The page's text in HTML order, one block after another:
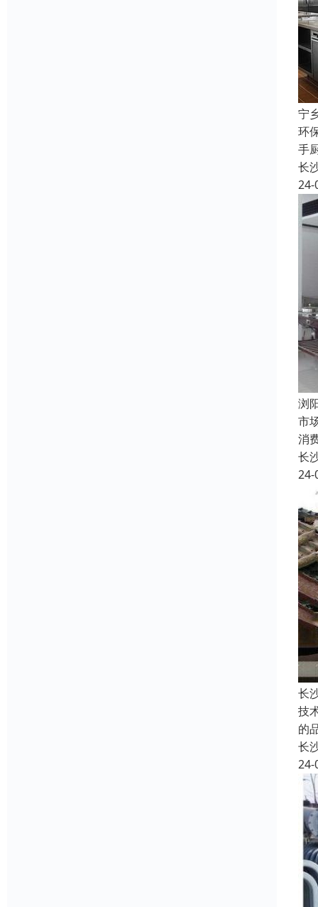
宁
环
手
长
24-
浏
市
消
长
24-
长
技
的
长
24-